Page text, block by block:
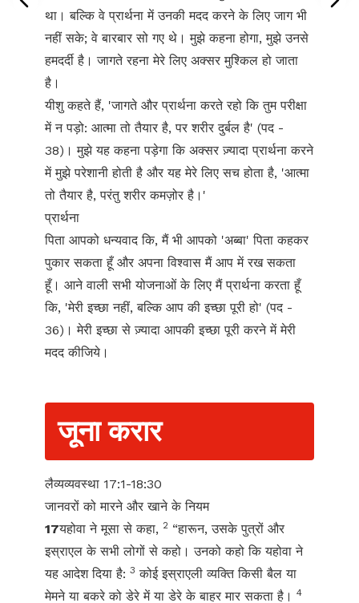
था। बल्कि वे प्रार्थना में उनकी मदद करने के लिए जाग भी
नहीं सके; वे बारबार सो गए थे। मुझे कहना होगा, मुझे उनसे
हमदर्दी है। जागते रहना मेरे लिए अक्सर मुश्किल हो जाता
है।
यीशु कहते हैं, 'जागते और प्रार्थना करते रहो कि तुम परीक्षा
में न पड़ो: आत्मा तो तैयार है, पर शरीर दुर्बल है' (पद -
38)। मुझे यह कहना पड़ेगा कि अक्सर ज़्यादा प्रार्थना करने
में मुझे परेशानी होती है और यह मेरे लिए सच होता है, 'आत्मा
तो तैयार है, परंतु शरीर कमज़ोर है।'
प्रार्थना
पिता आपको धन्यवाद कि, मैं भी आपको 'अब्बा' पिता कहकर
पुकार सकता हूँ और अपना विश्वास मैं आप में रख सकता
हूँ। आने वाली सभी योजनाओं के लिए मैं प्रार्थना करता हूँ
कि, 'मेरी इच्छा नहीं, बल्कि आप की इच्छा पूरी हो' (पद -
36)। मेरी इच्छा से ज़्यादा आपकी इच्छा पूरी करने में मेरी
मदद कीजिये।
जूना करार
लैव्यव्यवस्था 17:1-18:30
जानवरों को मारने और खाने के नियम
17यहोवा ने मूसा से कहा, 2 “हारून, उसके पुत्रों और
इस्राएल के सभी लोगों से कहो। उनको कहो कि यहोवा ने
यह आदेश दिया है: 3 कोई इस्राएली व्यक्ति किसी बैल या
मेमने या बकरे को डेरे में या डेरे के बाहर मार सकता है।
4